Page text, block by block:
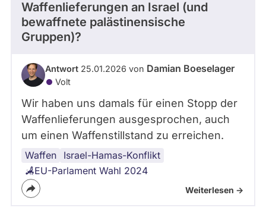
Waffenlieferungen an Israel (und
bewaffnete palästinensische
Gruppen)?
Antwort 25.01.2026 von Damian Boeselager
Volt
Wir haben uns damals für einen Stopp der
Waffenlieferungen ausgesprochen, auch
um einen Waffenstillstand zu erreichen.
Waffen
Israel-Hamas-Konflikt
EU-Parlament Wahl 2024
Weiterlesen ->